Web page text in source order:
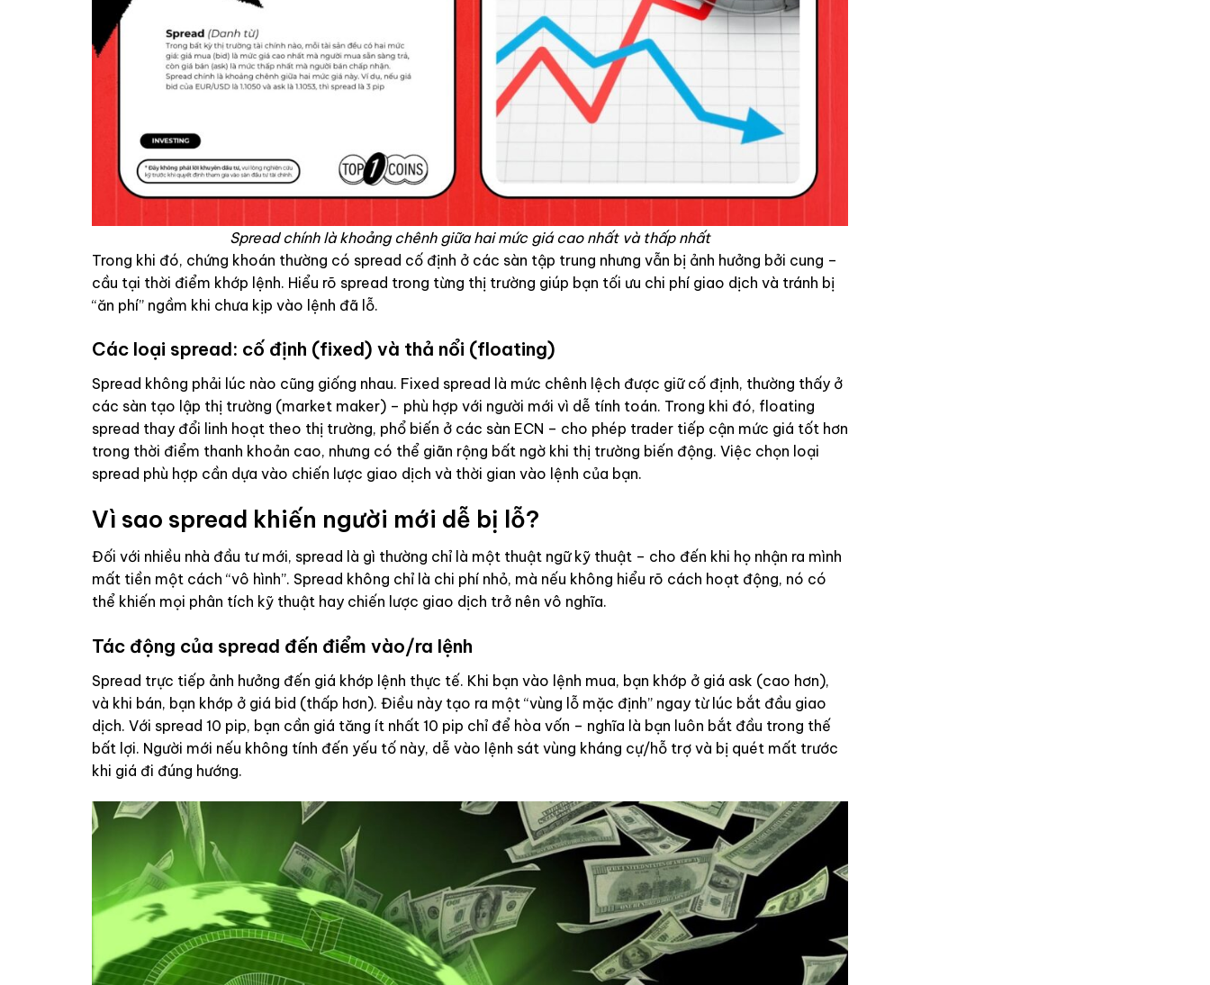
Spread chính là khoảng chênh giữa hai mức giá cao nhất và thấp nhất
Trong khi đó, chứng khoán thường có spread cố định ở các sàn tập trung nhưng vẫn bị ảnh hưởng bởi cung –
cầu tại thời điểm khớp lệnh. Hiểu rõ spread trong từng thị trường giúp bạn tối ưu chi phí giao dịch và tránh bị
“ăn phí” ngầm khi chưa kịp vào lệnh đã lỗ.
Các loại spread: cố định (fixed) và thả nổi (floating)
Spread không phải lúc nào cũng giống nhau. Fixed spread là mức chênh lệch được giữ cố định, thường thấy ở
các sàn tạo lập thị trường (market maker) – phù hợp với người mới vì dễ tính toán. Trong khi đó, floating
spread thay đổi linh hoạt theo thị trường, phổ biến ở các sàn ECN – cho phép trader tiếp cận mức giá tốt hơn
trong thời điểm thanh khoản cao, nhưng có thể giãn rộng bất ngờ khi thị trường biến động. Việc chọn loại
spread phù hợp cần dựa vào chiến lược giao dịch và thời gian vào lệnh của bạn.
Vì sao spread khiến người mới dễ bị lỗ?
Đối với nhiều nhà đầu tư mới, spread là gì thường chỉ là một thuật ngữ kỹ thuật – cho đến khi họ nhận ra mình
mất tiền một cách “vô hình”. Spread không chỉ là chi phí nhỏ, mà nếu không hiểu rõ cách hoạt động, nó có
thể khiến mọi phân tích kỹ thuật hay chiến lược giao dịch trở nên vô nghĩa.
Tác động của spread đến điểm vào/ra lệnh
Spread trực tiếp ảnh hưởng đến giá khớp lệnh thực tế. Khi bạn vào lệnh mua, bạn khớp ở giá ask (cao hơn),
và khi bán, bạn khớp ở giá bid (thấp hơn). Điều này tạo ra một “vùng lỗ mặc định” ngay từ lúc bắt đầu giao
dịch. Với spread 10 pip, bạn cần giá tăng ít nhất 10 pip chỉ để hòa vốn – nghĩa là bạn luôn bắt đầu trong thế
bất lợi. Người mới nếu không tính đến yếu tố này, dễ vào lệnh sát vùng kháng cự/hỗ trợ và bị quét mất trước
khi giá đi đúng hướng.